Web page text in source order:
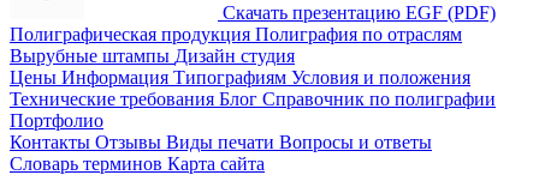
Скачать презентацию EGF (PDF)
Полиграфическая продукция Полиграфия по отраслям
Вырубные штампы Дизайн студия
Цены Информация Типографиям Условия и положения
Технические требования Блог Справочник по полиграфии
Портфолио
Контакты Отзывы Виды печати Вопросы и ответы
Словарь терминов Карта сайта